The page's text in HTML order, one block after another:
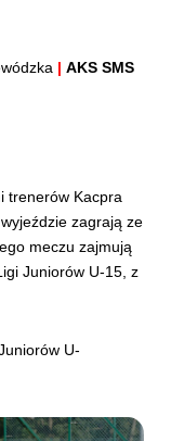
| AKS SMS
trenerów Kacpra
zagrają ze
meczu zajmują
Juniorów U-15, z
U-